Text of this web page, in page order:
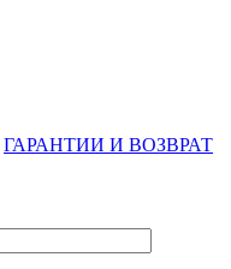
ГАРАНТИИ И ВОЗВРАТ